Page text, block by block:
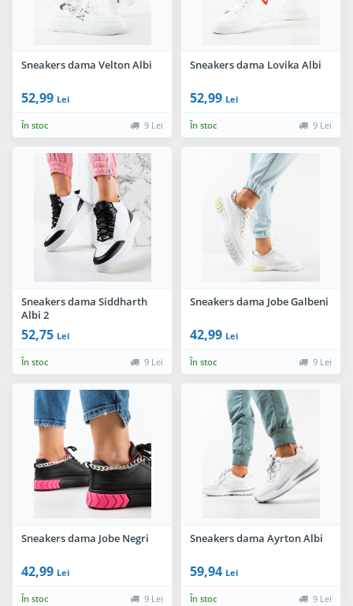
Sneakers dama Velton Albi
52,99 Lei
În stoc 9 Lei
Sneakers dama Lovika Albi
52,99 Lei
În stoc 9 Lei
Sneakers dama Siddharth
Albi 2
52,75 Lei
În stoc 9 Lei
Sneakers dama Jobe Galbeni
42,99 Lei
În stoc 9 Lei
Sneakers dama Jobe Negri
42,99 Lei
În stoc 9 Lei
Sneakers dama Ayrton Albi
59,94 Lei
În stoc 9 Lei